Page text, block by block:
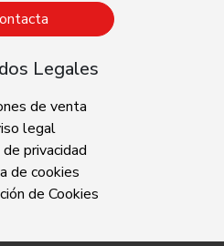
Legales
de venta
legal
privacidad
de cookies
de Cookies